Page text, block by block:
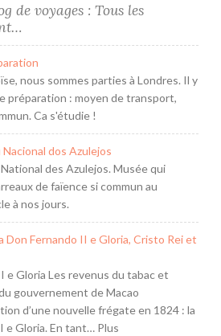
de voyages : Tous les
nous sommes parties à Londres. Il y
préparation : moyen de transport,
Ca s'étudie !
dos Azulejos
des Azulejos. Musée qui
de faïence si commun au
à nos jours.
Don Fernando II e Gloria, Cristo Rei et
e Gloria Les revenus du tabac et
gouvernement de Macao
d’une nouvelle frégate en 1824 : la
e Gloria. En tant… Plus